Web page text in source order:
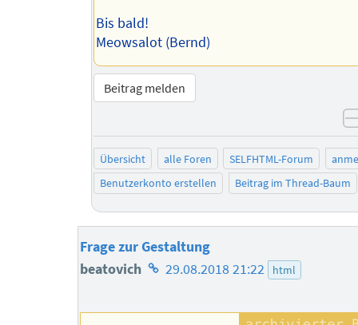
Bis bald!
Meowsalot (Bernd)
Beitrag melden
Übersicht alle Foren SELFHTML-Forum
Benutzerkonto erstellen
Beitrag im Thread-Baum
Frage zur Gestaltung
beatovich Homepage
Autors
29.08.2018 21:22 html